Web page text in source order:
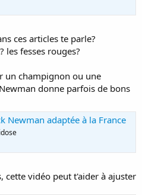
ces articles te parle?
les fesses rouges?
un champignon ou une
donne parfois de bons
Newman adaptée à la France
cette vidéo peut t'aider à ajuster